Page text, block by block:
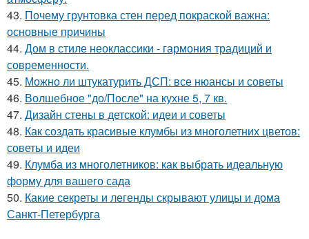
43. Почему грунтовка стен перед покраской важна:
основные причины
44. Дом в стиле неоклассики - гармония традиций и
современности.
45. Можно ли штукатурить ДСП: все нюансы и советы
46. Волшебное "до/После" на кухне 5, 7 кв.
47. Дизайн стены в детской: идеи и советы
48. Как создать красивые клумбы из многолетних цветов:
советы и идеи
49. Клумба из многолетников: как выбрать идеальную
форму для вашего сада
50. Какие секреты и легенды скрывают улицы и дома
Санкт-Петербурга